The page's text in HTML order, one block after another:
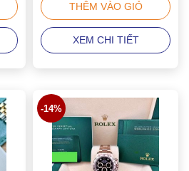
THÊM VÀO GIỎ
XEM CHI TIẾT
-14%